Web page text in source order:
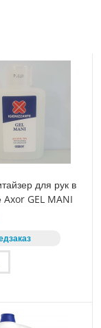
для рук в
Axor GEL MANI